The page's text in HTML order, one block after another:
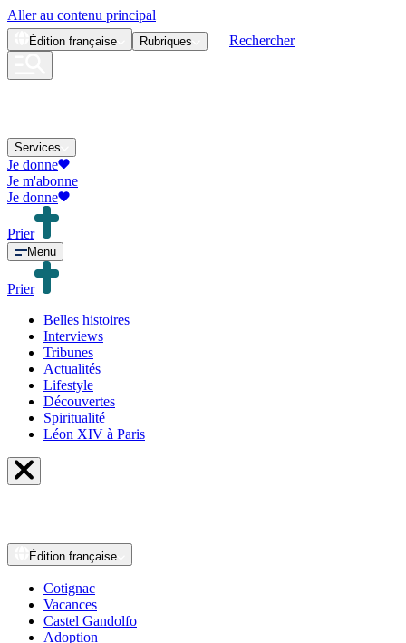
Aller au contenu principal
Édition française Rubriques Rechercher
Services
Je donne
Je m'abonne
Je donne
Prier
Menu
Prier
Belles histoires
Interviews
Tribunes
Actualités
Lifestyle
Découvertes
Spiritualité
Léon XIV à Paris
Édition française
Cotignac
Vacances
Castel Gandolfo
Adoption